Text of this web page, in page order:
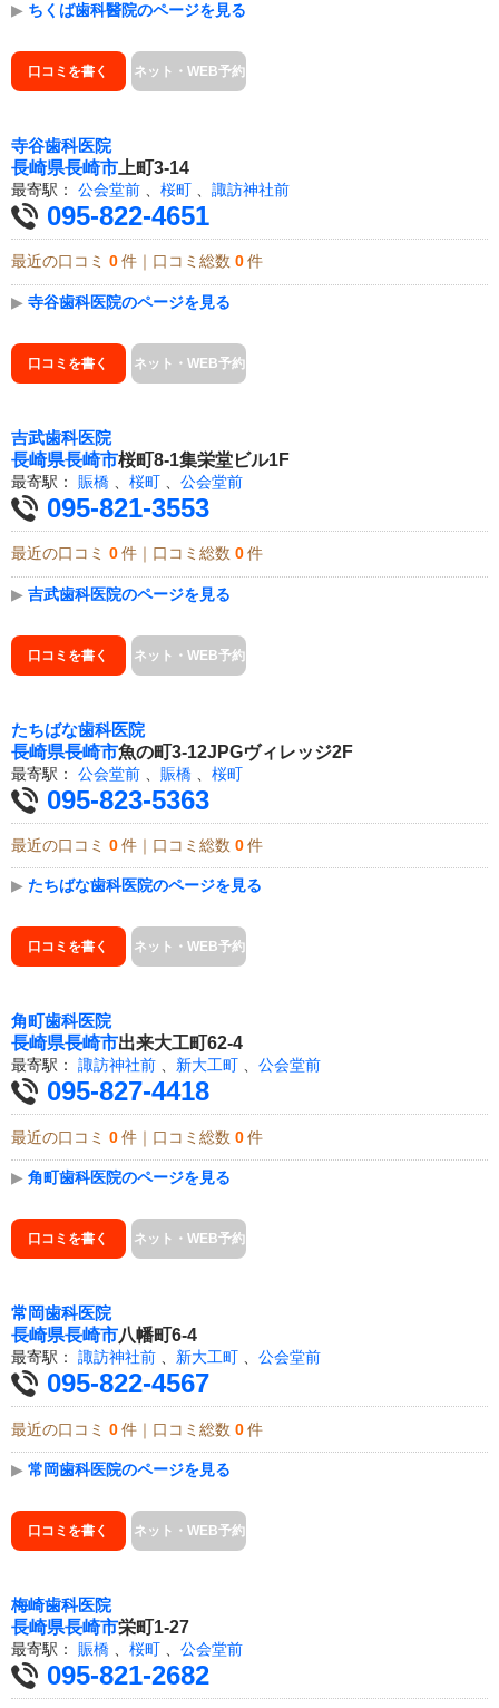
▶ ちくば歯科醫院のページを見る
口コミを書く ネット・WEB予約
寺谷歯科医院
長崎県長崎市 上町3-14
最寄駅： 公会堂前 桜町 諏訪神社前
095-822-4651
最近の口コミ 0 件｜口コミ総数 0 件
▶ 寺谷歯科医院のページを見る
口コミを書く ネット・WEB予約
吉武歯科医院
長崎県長崎市桜町8-1集栄堂ビル1F
最寄駅： 賑橋 桜町 公会堂前
095-821-3553
最近の口コミ 0 件｜口コミ総数 0 件
▶ 吉武歯科医院のページを見る
口コミを書く ネット・WEB予約
たちばな歯科医院
長崎県長崎市魚の町3-12JPGヴィレッジ2F
最寄駅： 公会堂前 賑橋 桜町
095-823-5363
最近の口コミ 0 件｜口コミ総数 0 件
▶ たちばな歯科医院のページを見る
口コミを書く ネット・WEB予約
角町歯科医院
長崎県長崎市出来大工町62-4
最寄駅： 諏訪神社前 、 新大工町 、 公会堂前
095-827-4418
最近の口コミ 0 件｜口コミ総数 0 件
▶ 角町歯科医院のページを見る
口コミを書く ネット・WEB予約
常岡歯科医院
長崎県長崎市八幡町6-4
最寄駅： 諏訪神社前 新大工町 公会堂前
095-822-4567
最近の口コミ 0 件｜口コミ総数 0 件
▶ 常岡歯科医院のページを見る
口コミを書く ネット・WEB予約
梅崎歯科医院
長崎県長崎市栄町1-27
最寄駅： 賑橋 桜町 公会堂前
095-821-2682